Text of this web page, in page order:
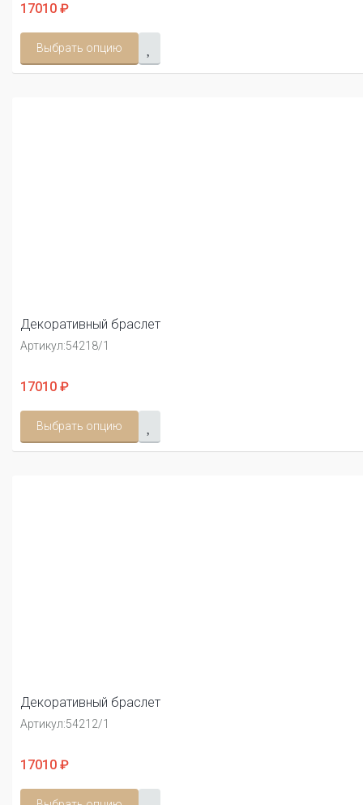
17010 ₽
Выбрать опцию
Декоративный браслет
Артикул:54218/1
17010 ₽
Выбрать опцию
Декоративный браслет
Артикул:54212/1
17010 ₽